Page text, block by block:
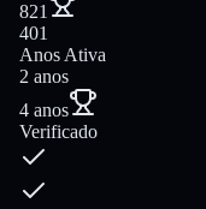
821
401
Anos Ativa
2 anos
4 anos
Verificado